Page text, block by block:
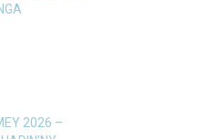
2026 –